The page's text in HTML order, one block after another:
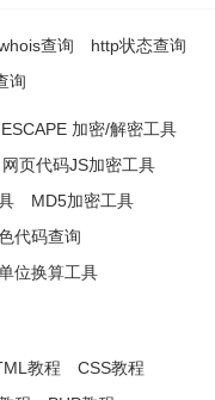
查询
http状态查询
询
ESCAPE 加密/解密工具
网页代码JS加密工具
MD5加密工具
代码查询
位换算工具
教程
CSS教程